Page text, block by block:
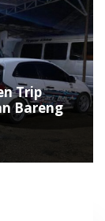
Trip
Bareng